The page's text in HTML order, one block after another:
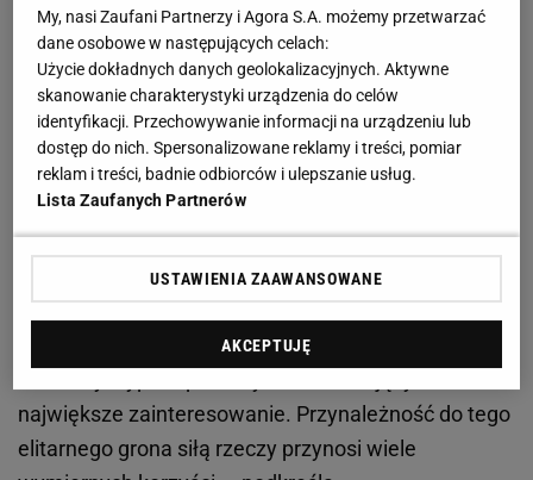
sponsorowaniem polskiego kierowcy.
Czy Orlenowi opłaca się sponsorowanie Roberta
Kubicy?
Prezes OrlenuDaniel Obajtekpodkreśla, że widzi
wielkie korzyści z obecności w Formule 1, co
potwierdza także w rozmowie ze Sport.pl Adam
Pawlukiewicz, ekspert ds. marketingu z Pentagon
Research. -Formuła 1jest najważniejszą serią
wyścigów torowych na świecie i należy do grona
największe zainteresowanie. Przynależność do tego
elitarnego grona siłą rzeczy przynosi wiele
My, nasi Zaufani Partnerzy i Agora S.A. możemy przetwarzać
dane osobowe w następujących celach:
Użycie dokładnych danych geolokalizacyjnych. Aktywne
skanowanie charakterystyki urządzenia do celów
identyfikacji. Przechowywanie informacji na urządzeniu lub
dostęp do nich. Spersonalizowane reklamy i treści, pomiar
reklam i treści, badnie odbiorców i ulepszanie usług.
Lista Zaufanych Partnerów
USTAWIENIA ZAAWANSOWANE
AKCEPTUJĘ